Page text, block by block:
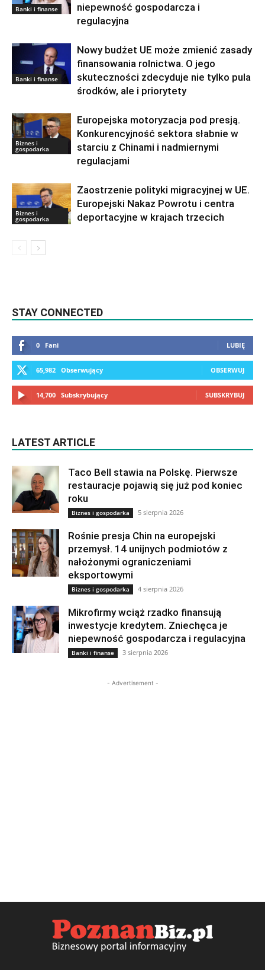
Banki i finanse
niepewność gospodarcza i
regulacyjna
Banki i finanse
Nowy budżet UE może zmienić zasady
finansowania rolnictwa. O jego
skuteczności zdecyduje nie tylko pula
środków, ale i priorytety
Biznes i
gospodarka
Europejska motoryzacja pod presją.
Konkurencyjność sektora słabnie w
starciu z Chinami i nadmiernymi
regulacjami
Biznes i
gospodarka
Zaostrzenie polityki migracyjnej w UE.
Europejski Nakaz Powrotu i centra
deportacyjne w krajach trzecich
STAY CONNECTED
0 Fani LUBIĘ
65,982 Obserwujący OBSERWUJ
14,700 Subskrybujący SUBSKRYBUJ
LATEST ARTICLE
Taco Bell stawia na Polskę. Pierwsze
restauracje pojawią się już pod koniec
roku
Biznes i gospodarka 5 sierpnia 2026
Rośnie presja Chin na europejski
przemysł. 14 unijnych podmiotów z
nałożonymi ograniczeniami
eksportowymi
Biznes i gospodarka 4 sierpnia 2026
Mikrofirmy wciąż rzadko finansują
inwestycje kredytem. Zniechęca je
niepewność gospodarcza i regulacyjna
Banki i finanse 3 sierpnia 2026
- Advertisement -